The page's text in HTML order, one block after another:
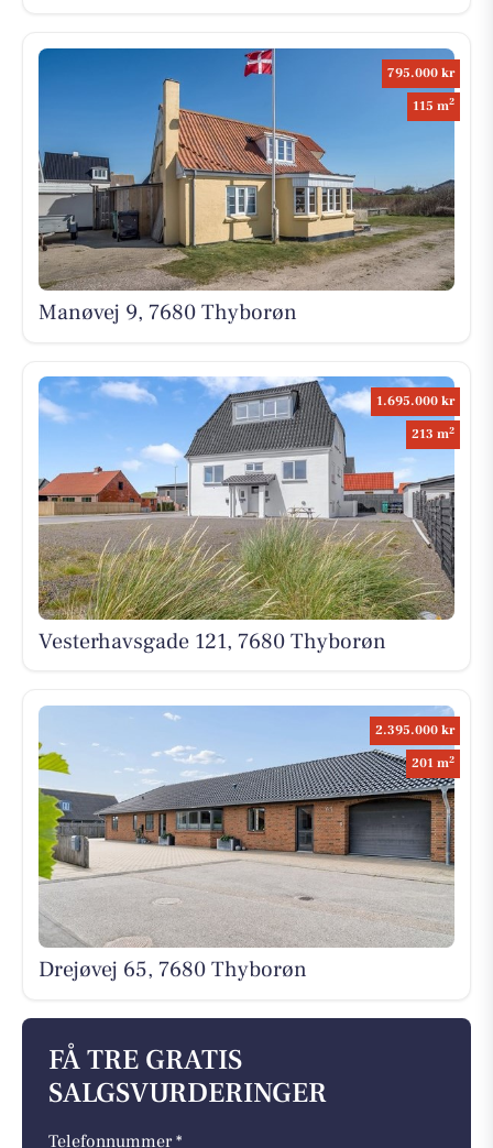
795.000 kr
115 m2
Manøvej 9, 7680 Thyborøn
1.695.000 kr
213 m2
Vesterhavsgade 121, 7680 Thyborøn
2.395.000 kr
201 m2
Drejøvej 65, 7680 Thyborøn
FÅ TRE GRATIS
SALGSVURDERINGER
Telefonnummer *